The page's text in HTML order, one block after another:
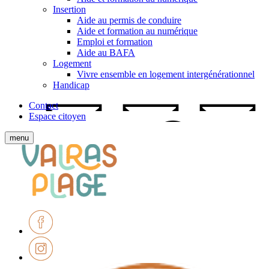
Insertion
Aide au permis de conduire
Aide et formation au numérique
Emploi et formation
Aide au BAFA
Logement
Vivre ensemble en logement intergénérationnel
Handicap
Contact
Espace citoyen
Afficher
le
menu
mobile
menu